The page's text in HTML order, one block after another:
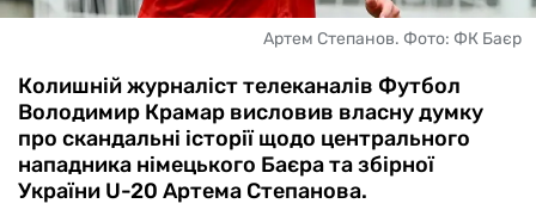
Артем Степанов. Фото: ФК Баєр
Колишній журналіст телеканалів Футбол
Володимир Крамар висловив власну думку
про скандальні історії щодо центрального
нападника німецького Баєра та збірної
України U-20 Артема Степанова.